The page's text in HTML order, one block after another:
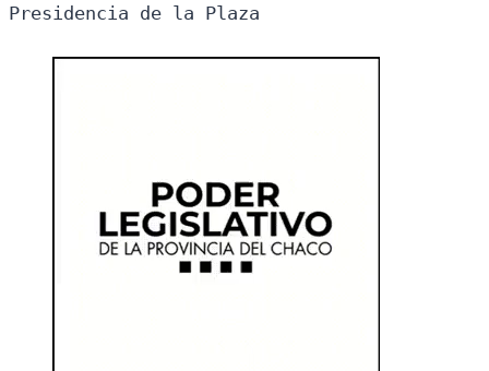
Presidencia de la Plaza